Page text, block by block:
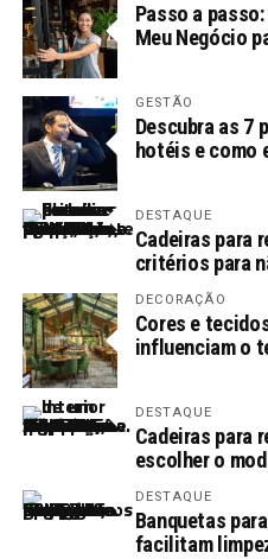
Passo a
Meu Negócio
GESTÃO
Descubra as 7
hotéis e como
DESTAQUE
Cadeiras para
critérios para
DECORAÇÃO
Cores e
influenciam o
DESTAQUE
Cadeiras para
escolher o
DESTAQUE
Banquetas
facilitam